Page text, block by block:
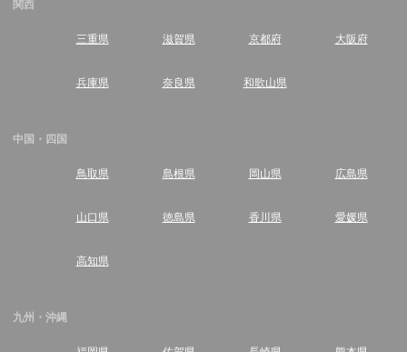
関西
三重県 滋賀県 京都府 大阪府
兵庫県 奈良県 和歌山県
中国・四国
鳥取県 島根県 岡山県 広島県
山口県 徳島県 香川県 愛媛県
高知県
九州・沖縄